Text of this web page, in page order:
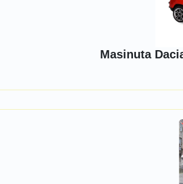
Masinuta